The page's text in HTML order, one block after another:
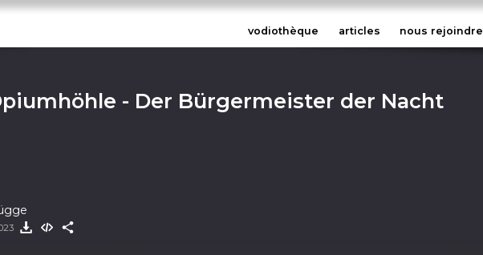
vodiothèque articles nous rejoindre
- Der Bürgermeister der Nacht